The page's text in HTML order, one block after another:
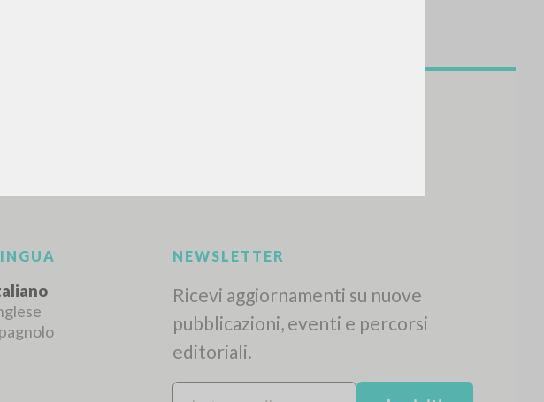
NEWSLETTER
Ricevi aggiornamenti su nuove